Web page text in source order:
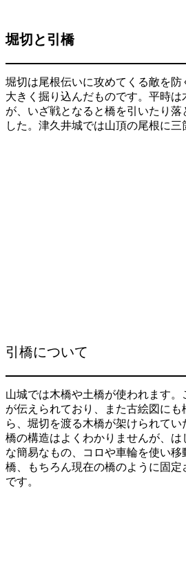
堀切と引橋
堀切は尾根伝いに攻めてくる敵を防
大きく掘り込んだものです。平時
が、いざ戦となると橋を引いたり落
した。津久井城では山頂の尾根に三
引橋について
山城では木橋や土橋が使われます。
が伝えられており、また古絵図に
ら、堀切を渡る木橋が架けられて
橋の構造はよくわかりませんが、は
な簡易なもの、コロや車輪を使い移
橋、もちろん現在の橋のように固定
です。